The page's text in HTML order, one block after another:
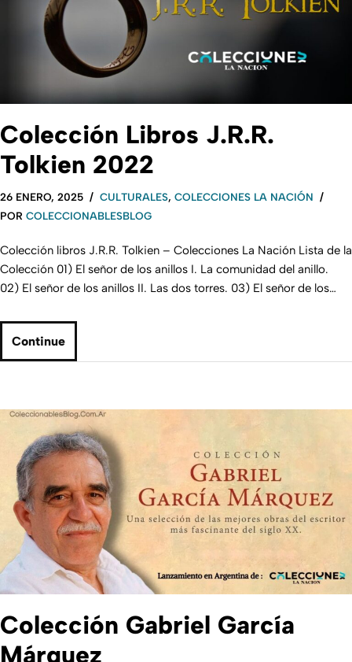
Colección Libros J.R.R.
Tolkien 2022
26 ENERO, 2025 CULTURALES, COLECCIONES LA NACIÓN
POR COLECCIONABLESBLOG
Colección libros J.R.R. Tolkien – Colecciones La Nación Lista de la
Colección 01) El señor de los anillos I. La comunidad del anillo.
02) El señor de los anillos II. Las dos torres. 03) El señor de los…
Continue
Colección Gabriel García
Márquez